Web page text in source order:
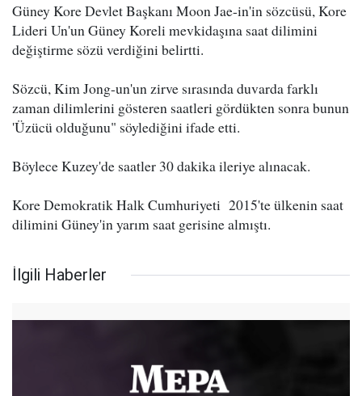
Güney Kore Devlet Başkanı Moon Jae-in'in sözcüsü, Kore
Lideri Un'un Güney Koreli mevkidaşına saat dilimini
değiştirme sözü verdiğini belirtti.
Sözcü, Kim Jong-un'un zirve sırasında duvarda farklı
zaman dilimlerini gösteren saatleri gördükten sonra bunun
'Üzücü olduğunu" söylediğini ifade etti.
Böylece Kuzey'de saatler 30 dakika ileriye alınacak.
Kore Demokratik Halk Cumhuriyeti 2015'te ülkenin saat
dilimini Güney'in yarım saat gerisine almıştı.
İlgili Haberler